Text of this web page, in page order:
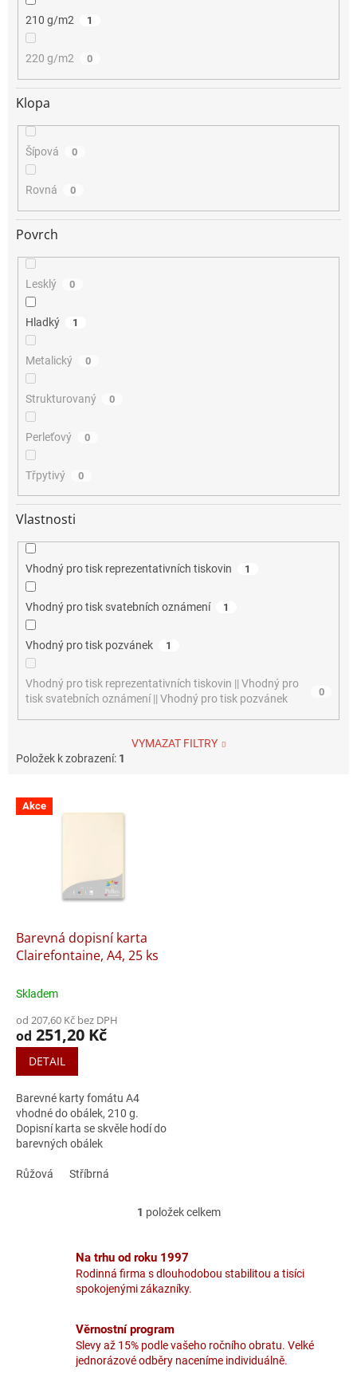
210 g/m2 1
220 g/m2 0
Klopa
Šípová 0
Rovná 0
Povrch
Lesklý 0
Hladký 1
Metalický 0
Strukturovaný 0
Perleťový 0
Třpytivý 0
Vlastnosti
Vhodný pro tisk reprezentativních tiskovin 1
Vhodný pro tisk svatebních oznámení 1
Vhodný pro tisk pozvánek 1
Vhodný pro tisk reprezentativních tiskovin || Vhodný pro
tisk svatebních oznámení || Vhodný pro tisk pozvánek
0
VYMAZAT FILTRY
Položek k zobrazení: 1
V Akce
Barevná dopisní karta
Clairefontaine, A4, 25 ks
Skladem
od 207,60 Kč bez DPH
od 251,20 Kč
DETAIL
Barevné karty fomátu A4
vhodné do obálek, 210 g.
Dopisní karta se skvěle hodí do
barevných obálek
Růžová
Stříbrná
O
l
á
d
a
p
r
v
1 položek celkem
Na trhu od roku 1997
Rodinná firma s dlouhodobou stabilitou a tisíci
spokojenými zákazníky.
Věrnostní program
Slevy až 15% podle vašeho ročního obratu. Velké
jednorázové odběry naceníme individuálně.